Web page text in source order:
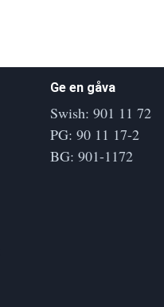
Ge en gåva
Swish: 901 11 72
PG: 90 11 17-2
BG: 901-1172